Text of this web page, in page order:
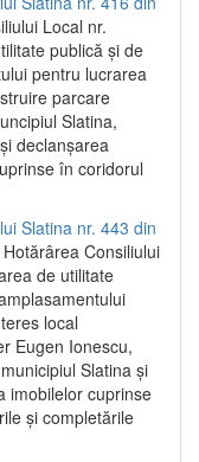
Local nr.
publică și de
pentru lucrarea
parcare
Slatina,
declanșarea
în coridorul
Slatina nr. 443 din
Consiliului
de utilitate
local
Eugen Ionescu,
Slatina şi
imobilelor cuprinse
şi completările